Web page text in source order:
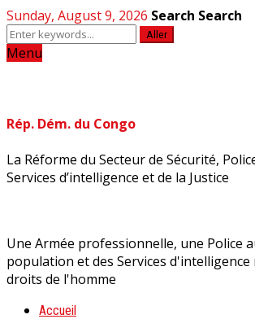
Sunday, August 9, 2026 Search Search
Aller
Menu
Rép. Dém. du Congo
La Réforme du Secteur de Sécurité,
Services d’intelligence et de la Justice
Une Armée professionnelle, une Police
population et des Services d'intelligence
droits de l'homme
Accueil